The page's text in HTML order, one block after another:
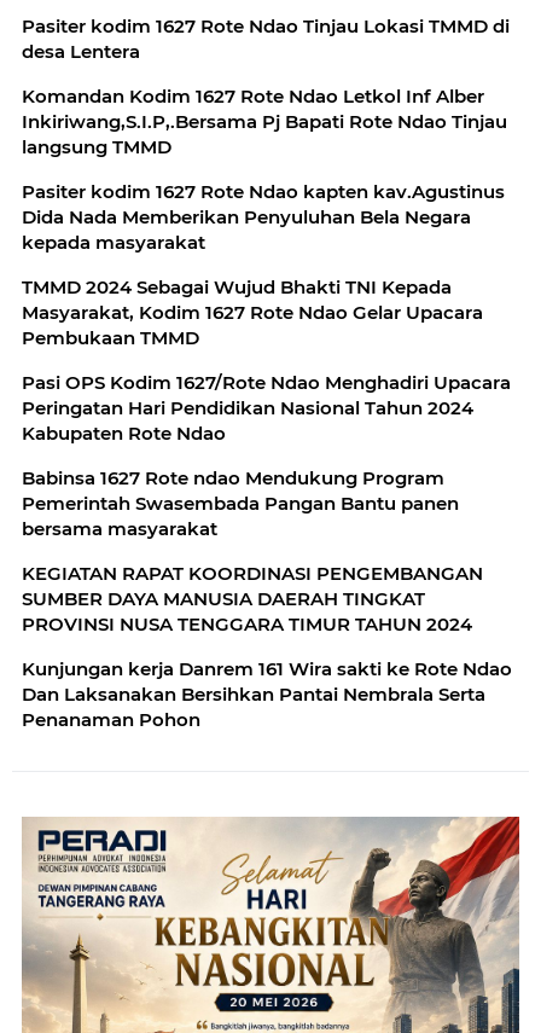
Pasiter kodim 1627 Rote Ndao Tinjau Lokasi TMMD di
desa Lentera
Komandan Kodim 1627 Rote Ndao Letkol Inf Alber
Inkiriwang,S.I.P,.Bersama Pj Bapati Rote Ndao Tinjau
langsung TMMD
Pasiter kodim 1627 Rote Ndao kapten kav.Agustinus
Dida Nada Memberikan Penyuluhan Bela Negara
kepada masyarakat
TMMD 2024 Sebagai Wujud Bhakti TNI Kepada
Masyarakat, Kodim 1627 Rote Ndao Gelar Upacara
Pembukaan TMMD
Pasi OPS Kodim 1627/Rote Ndao Menghadiri Upacara
Peringatan Hari Pendidikan Nasional Tahun 2024
Kabupaten Rote Ndao
Babinsa 1627 Rote ndao Mendukung Program
Pemerintah Swasembada Pangan Bantu panen
bersama masyarakat
KEGIATAN RAPAT KOORDINASI PENGEMBANGAN
SUMBER DAYA MANUSIA DAERAH TINGKAT
PROVINSI NUSA TENGGARA TIMUR TAHUN 2024
Kunjungan kerja Danrem 161 Wira sakti ke Rote Ndao
Dan Laksanakan Bersihkan Pantai Nembrala Serta
Penanaman Pohon